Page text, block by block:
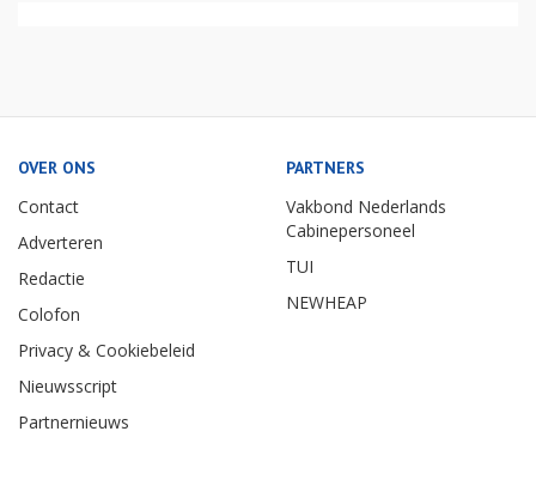
OVER ONS
Contact
Adverteren
Redactie
Colofon
Privacy & Cookiebeleid
Nieuwsscript
Partnernieuws
PARTNERS
Vakbond Nederlands
Cabinepersoneel
TUI
NEWHEAP